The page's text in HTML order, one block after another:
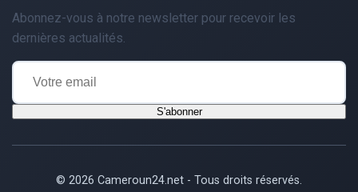
Abonnez-vous à notre newsletter pour recevoir les
dernières actualités.
S'abonner
© 2026 Cameroun24.net - Tous droits réservés.